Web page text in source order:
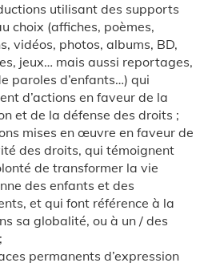
utilisant des supports
choix (affiches, poèmes,
vidéos, photos, albums, BD,
jeux… mais aussi reportages,
paroles d’enfants…) qui
d’actions en faveur de la
et de la défense des droits ;
mises en œuvre en faveur de
des droits, qui témoignent
de transformer la vie
des enfants et des
et qui font référence à la
sa globalité, ou à un / des
permanents d’expression